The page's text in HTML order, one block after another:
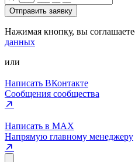
Отправить заявку
Нажимая кнопку, вы
данных
или
Написать ВКонтакте
Сообщения сообщества
Написать в MAX
Напрямую главному менеджеру